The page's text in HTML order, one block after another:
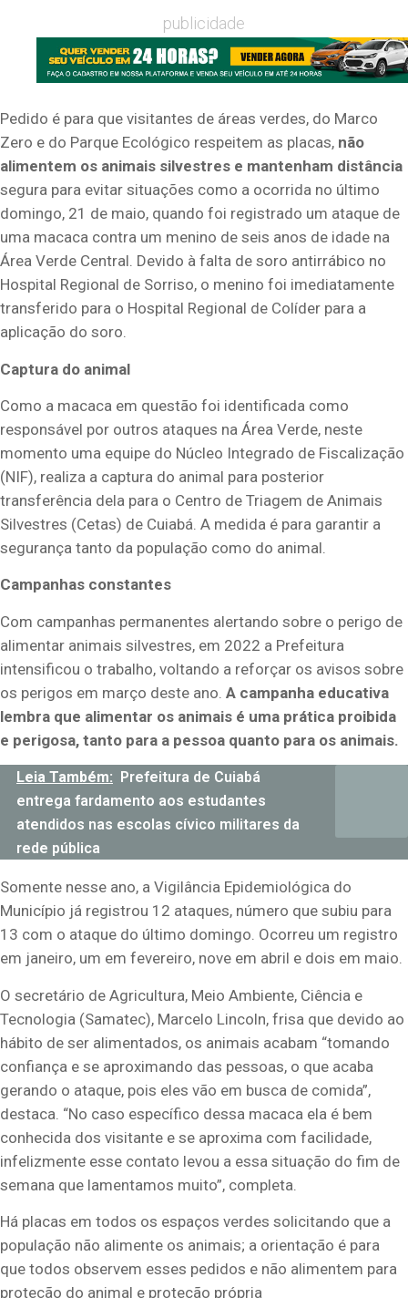
publicidade
Pedido é para que visitantes de áreas verdes, do Marco
Zero e do Parque Ecológico respeitem as placas, não
alimentem os animais silvestres e mantenham distância
segura para evitar situações como a ocorrida no último
domingo, 21 de maio, quando foi registrado um ataque de
uma macaca contra um menino de seis anos de idade na
Área Verde Central. Devido à falta de soro antirrábico no
Hospital Regional de Sorriso, o menino foi imediatamente
transferido para o Hospital Regional de Colíder para a
aplicação do soro.
Captura do animal
Como a macaca em questão foi identificada como
responsável por outros ataques na Área Verde, neste
momento uma equipe do Núcleo Integrado de Fiscalização
(NIF), realiza a captura do animal para posterior
transferência dela para o Centro de Triagem de Animais
Silvestres (Cetas) de Cuiabá. A medida é para garantir a
segurança tanto da população como do animal.
Campanhas constantes
Com campanhas permanentes alertando sobre o perigo de
alimentar animais silvestres, em 2022 a Prefeitura
intensificou o trabalho, voltando a reforçar os avisos sobre
os perigos em março deste ano. A campanha educativa
lembra que alimentar os animais é uma prática proibida
e perigosa, tanto para a pessoa quanto para os animais.
Leia Também: Prefeitura de Cuiabá
entrega fardamento aos estudantes
atendidos nas escolas cívico militares da
rede pública
Somente nesse ano, a Vigilância Epidemiológica do
Município já registrou 12 ataques, número que subiu para
13 com o ataque do último domingo. Ocorreu um registro
em janeiro, um em fevereiro, nove em abril e dois em maio.
O secretário de Agricultura, Meio Ambiente, Ciência e
Tecnologia (Samatec), Marcelo Lincoln, frisa que devido ao
hábito de ser alimentados, os animais acabam “tomando
confiança e se aproximando das pessoas, o que acaba
gerando o ataque, pois eles vão em busca de comida”,
destaca. “No caso específico dessa macaca ela é bem
conhecida dos visitante e se aproxima com facilidade,
infelizmente esse contato levou a essa situação do fim de
semana que lamentamos muito”, completa.
Há placas em todos os espaços verdes solicitando que a
população não alimente os animais; a orientação é para
que todos observem esses pedidos e não alimentem para
proteção do animal e proteção própria